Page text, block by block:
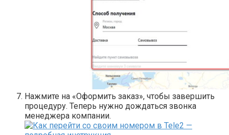
Нажмите на «Оформить заказ», чтобы завершить
процедуру. Теперь нужно дождаться звонка
менеджера компании.